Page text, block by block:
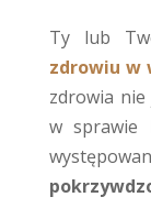
Ty lub
zdrowiu w
zdrowia
w sprawie